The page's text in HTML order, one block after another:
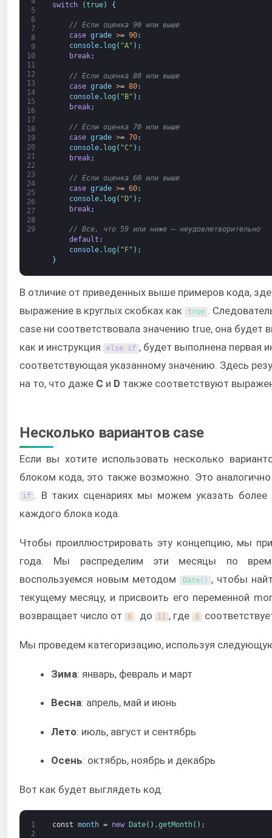
5
6
7
8
9
10
11
12
13
14
15
16
17
18
19
20
21
22
23
24
25
26
27
28
29
switch (true) {
// Если оценка 90 или выше
case grade >= 90:
console. log ( "A" ) ;
break;
// Если оценка 80 или выше
case grade >= 80:
console. log ( "B" ) ;
break;
// Если оценка 70 или выше
case grade >= 70:
console. log ( "C" ) ;
break;
// Если оценка 60 или выше
case grade >= 60:
console. log ( "D" ) ;
break;
// Все, что 59 или ниже — неудовлетворительно
default :
console. log ( "F" ) ;
}
В отличие от приведенных выше примеров кода,
выражение в круглых скобках как
true .
case ни соответствовала значению true, она будет
как и инструкция
else if , будет выполнена первая
соответствующая указанному значению. Здесь
на то, что даже C и D также соответствуют
Несколько вариантов case
Если вы хотите использовать несколько
блоком кода, это также возможно. Это
if . В таких сценариях мы можем указать более
каждого блока кода.
Чтобы проиллюстрировать эту концепцию, мы
года. Мы распределим эти месяцы по
воспользуемся новым методом Date( ) , чтобы
текущему месяцу, и присвоить его переменной
возвращает число от
0 до 11 , где 0
Мы проведем категоризацию, используя
Зима: январь, февраль и март
Весна: апрель, май и июнь
Лето: июль, август и сентябрь
Осень: октябрь, ноябрь и декабрь
Вот как будет выглядеть код:
1
2
const month = new Date( ) .getMonth( ) ;